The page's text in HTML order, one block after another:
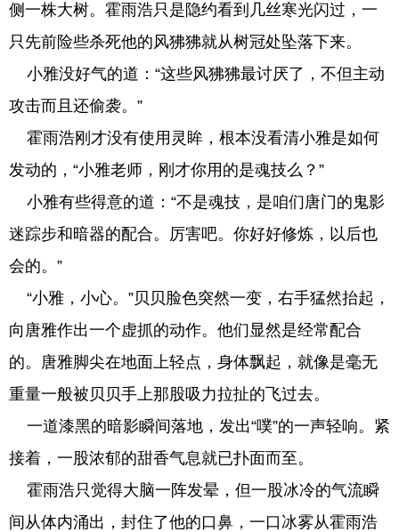
侧一株大树。霍雨浩只是隐约看到几丝寒光闪过，一
只先前险些杀死他的风狒狒就从树冠处坠落下来。
小雅没好气的道：“这些风狒狒最讨厌了，不但主动
攻击而且还偷袭。”
霍雨浩刚才没有使用灵眸，根本没看清小雅是如何
发动的，“小雅老师，刚才你用的是魂技么？”
小雅有些得意的道：“不是魂技，是咱们唐门的鬼影
迷踪步和暗器的配合。厉害吧。你好好修炼，以后也
会的。”
“小雅，小心。”贝贝脸色突然一变，右手猛然抬起，
向唐雅作出一个虚抓的动作。他们显然是经常配合
的。唐雅脚尖在地面上轻点，身体飘起，就像是毫无
重量一般被贝贝手上那股吸力拉扯的飞过去。
一道漆黑的暗影瞬间落地，发出“噗”的一声轻响。紧
接着，一股浓郁的甜香气息就已扑面而至。
霍雨浩只觉得大脑一阵发晕，但一股冰冷的气流瞬
间从体内涌出，封住了他的口鼻，一口冰雾从霍雨浩